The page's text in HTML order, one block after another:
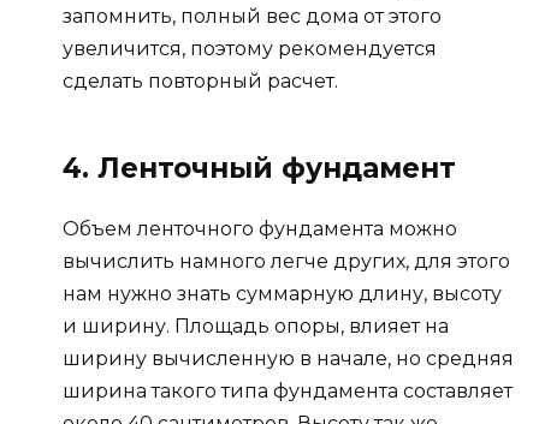
запомнить, полный вес дома от этого
увеличится, поэтому рекомендуется
сделать повторный расчет.
4. Ленточный фундамент
Объем ленточного фундамента можно
вычислить намного легче других, для этого
нам нужно знать суммарную длину, высоту
и ширину. Площадь опоры, влияет на
ширину вычисленную в начале, но средняя
ширина такого типа фундамента составляет